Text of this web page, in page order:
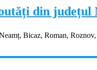
din județul
Bicaz, Roman,